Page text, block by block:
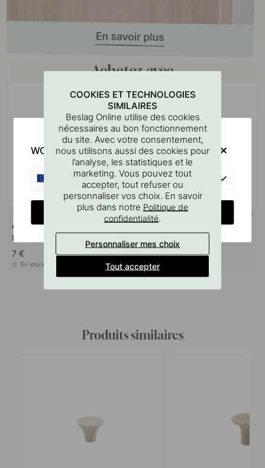
Achetez avec
Gabarit De Perçage Pour
Poignées Et Boutons
7 €
En stock
SUPPORT MURAL
Goupille à vis M4x50mm 1
1.10 €
En stock
Produits similaires
COOKIES ET TECHNOLOGIES
SIMILAIRES
Beslag Online utilise des cookies
nécessaires au bon fonctionnement
du site. Avec votre consentement,
nous utilisons aussi des cookies pour
l’analyse, les statistiques et le
marketing. Vous pouvez tout
accepter, tout refuser ou
personnaliser vos choix. En savoir
plus dans notre Politique de
confidentialité.
Personnaliser mes choix
Tout accepter
WOULD YOU RATHER VISIT?
CHANGE COUNTRY